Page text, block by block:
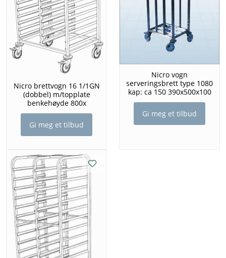
Nicro brettvogn 16 1/1GN
(dobbel) m/topplate
benkehøyde 800x
Gi meg et tilbud
Nicro vogn
serveringsbrett type 1080
kap: ca 150 390x500x100
Gi meg et tilbud